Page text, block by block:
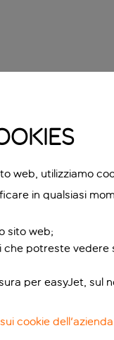
web, utilizziamo
in qualsiasi
sito web;
potreste vedere
per easyJet, sul
cookie dell'azienda